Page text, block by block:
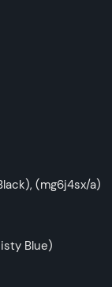
(mg6j4sx/a)
Blue)